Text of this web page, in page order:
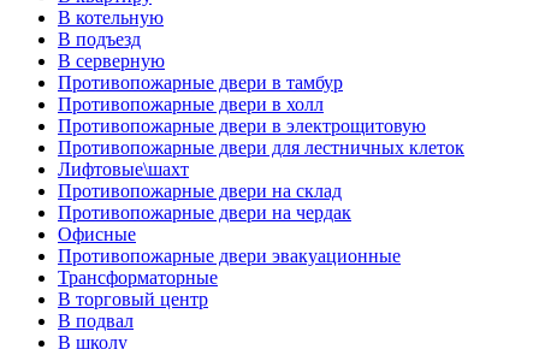
В котельную
В подъезд
В серверную
Противопожарные двери в тамбур
Противопожарные двери в холл
Противопожарные двери в электрощитовую
Противопожарные двери для лестничных клеток
Лифтовые\шахт
Противопожарные двери на склад
Противопожарные двери на чердак
Офисные
Противопожарные двери эвакуационные
Трансформаторные
В торговый центр
В подвал
В школу